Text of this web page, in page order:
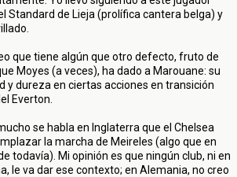
Standard de Lieja (prolífica cantera belga) y
que tiene algún que otro defecto, fruto de
Moyes (a veces), ha dado a Marouane: su
y dureza en ciertas acciones en transición
Everton.
se habla en Inglaterra que el Chelsea
la marcha de Meireles (algo que en
todavía). Mi opinión es que ningún club, ni en
le va dar ese contexto; en Alemania, no creo